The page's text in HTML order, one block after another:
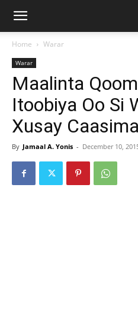
Home Warar
Warar
Maalinta
Itoobiya Oo Si
Xusay
By Jamaal A. Yonis - December 10,